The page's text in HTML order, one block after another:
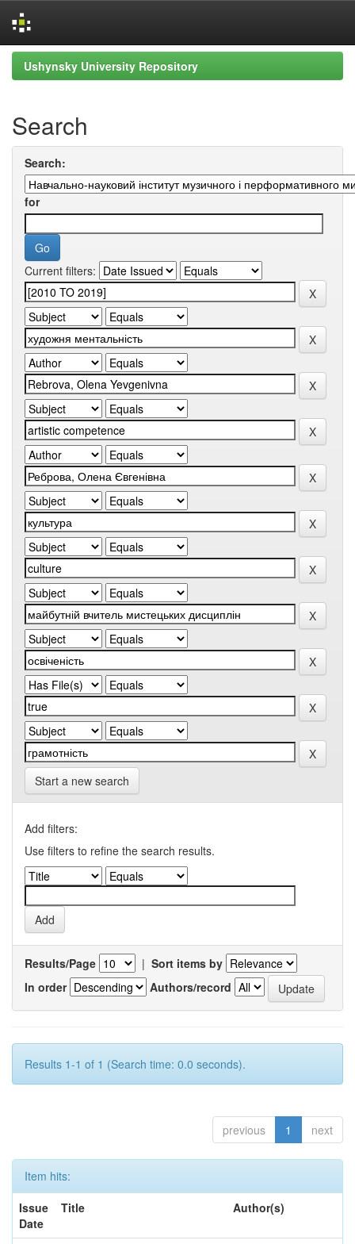
Skip
navigation
Ushynsky University Repository
Search
Search:
for
Current filters:
Start a new search
Add filters:
Use filters to refine the search results.
Results/Page | Sort items by
In order
Authors/record
Results 1-1 of 1 (Search time: 0.0 seconds).
previous 1 next
Item hits:
Issue
Date
Title Author(s)